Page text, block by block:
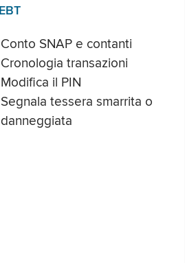
EBT
Conto SNAP e contanti
Cronologia transazioni
Modifica il PIN
Segnala tessera smarrita o
danneggiata